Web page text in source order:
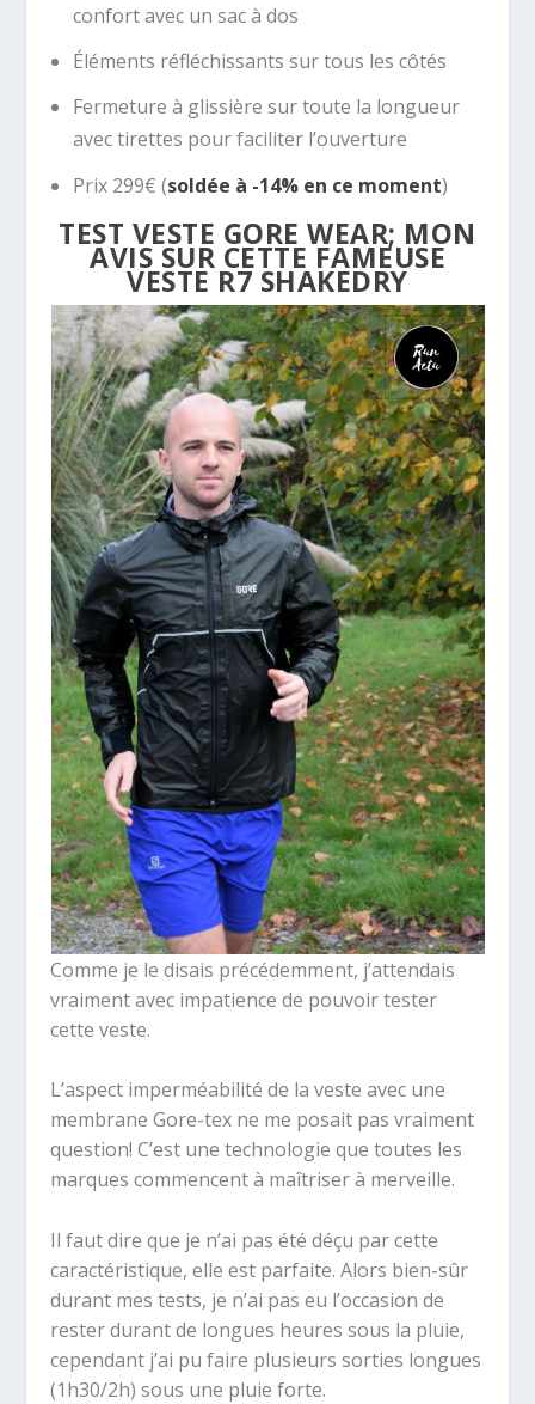
confort avec un sac à dos
Éléments réfléchissants sur tous les côtés
Fermeture à glissière sur toute la longueur
avec tirettes pour faciliter l’ouverture
Prix 299€ (soldée à -14% en ce moment)
TEST VESTE GORE WEAR; MON
AVIS SUR CETTE FAMEUSE
VESTE R7 SHAKEDRY
Comme je le disais précédemment, j’attendais
vraiment avec impatience de pouvoir tester
cette veste.
L’aspect imperméabilité de la veste avec une
membrane Gore-tex ne me posait pas vraiment
question! C’est une technologie que toutes les
marques commencent à maîtriser à merveille.
Il faut dire que je n’ai pas été déçu par cette
caractéristique, elle est parfaite. Alors bien-sûr
durant mes tests, je n’ai pas eu l’occasion de
rester durant de longues heures sous la pluie,
cependant j’ai pu faire plusieurs sorties longues
(1h30/2h) sous une pluie forte.